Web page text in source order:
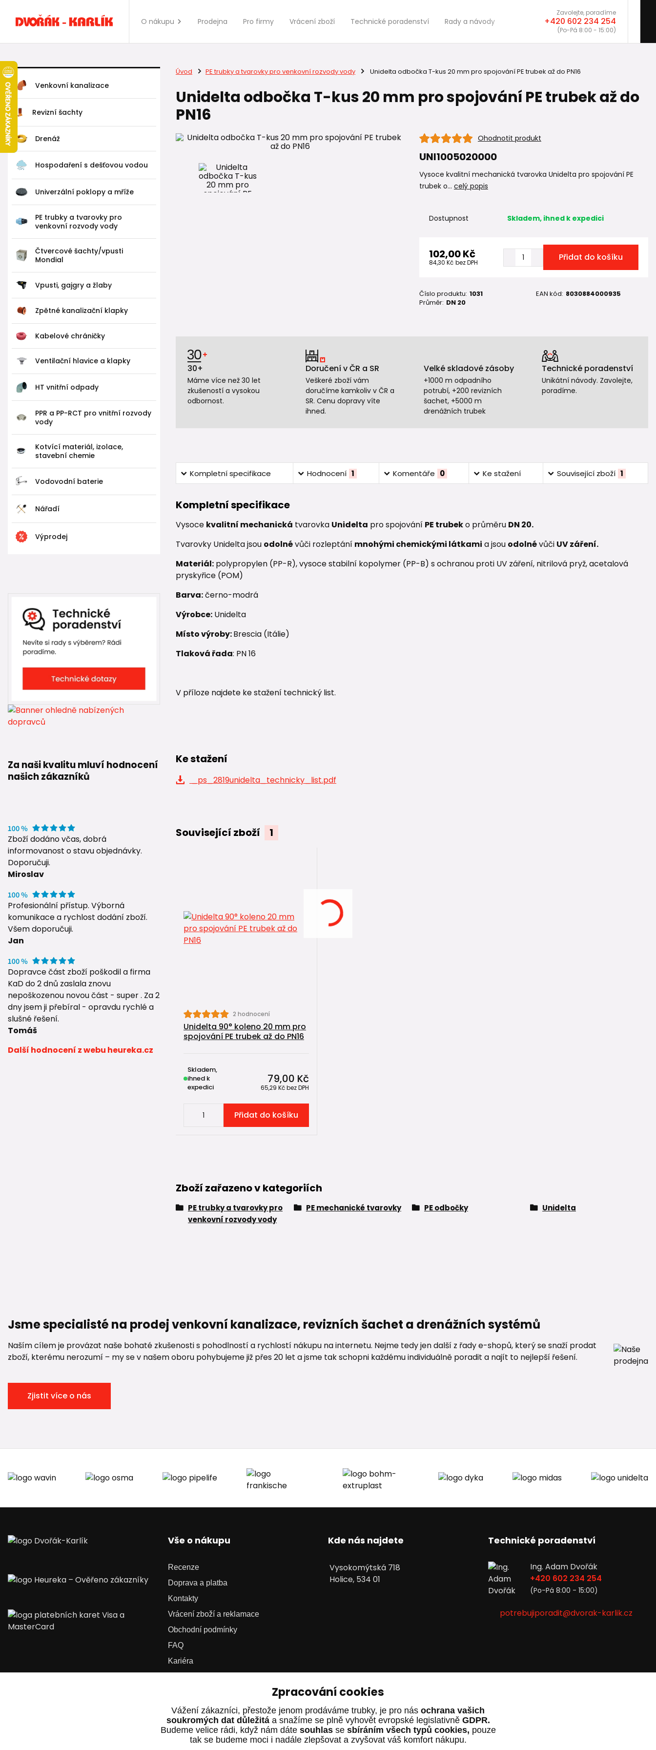
O nákupu Prodejna Pro firmy Vrácení zboží Technické poradenství Rady a návody
Zavolejte, poradíme
+420 602 234 254
(Po-Pá 8:00 - 15:00)
Venkovní kanalizace
Revizní šachty
Drenáž
Hospodaření s dešťovou vodou
Univerzální poklopy a mříže
PE trubky a tvarovky pro
venkovní rozvody vody
Čtvercové šachty/vpusti
Mondial
Vpusti, gajgry a žlaby
Zpětné kanalizační klapky
Kabelové chráničky
Ventilační hlavice a klapky
HT vnitřní odpady
PPR a PP-RCT pro vnitřní rozvody
vody
Kotvící materiál, izolace,
stavební chemie
Vodovodní baterie
Nářadí
Výprodej
Za naši kvalitu mluví hodnocení
našich zákazníků
Zboží dodáno včas, dobrá
informovanost o stavu objednávky.
Doporučuji.
Miroslav
Profesionální přístup. Výborná
komunikace a rychlost dodání zboží.
Všem doporučuji.
Jan
Dopravce část zboží poškodil a firma
KaD do 2 dnů zaslala znovu
nepoškozenou novou část - super . Za 2
dny jsem ji přebíral - opravdu rychlé a
slušné řešení.
Tomáš
Další hodnocení z webu heureka.cz
Úvod PE trubky a tvarovky pro venkovní rozvody vody Unidelta odbočka T-kus 20 mm pro spojování PE trubek až do PN16
Unidelta odbočka T-kus 20 mm pro spojování PE trubek až do
PN16
Ohodnotit produkt
UNI1005020000
Vysoce kvalitní mechanická tvarovka Unidelta pro spojování PE
trubek o... celý popis
Dostupnost Skladem, ihned k expedici
102,00 Kč
84,30 Kč bez DPH Přidat do košíku
Číslo produktu: 1031 EAN kód: 8030884000935
Průměr: DN 20
30+
Máme více než 30 let
zkušeností a vysokou
odbornost.
Doručení v ČR a SR
Veškeré zboží vám
doručíme kamkoliv v ČR a
SR. Cenu dopravy víte
ihned.
Velké skladové zásoby
+1000 m odpadního
potrubí, +200 revizních
šachet, +5000 m
drenážních trubek
Technické poradenství
Unikátní návody. Zavolejte,
poradíme.
Kompletní specifikace Hodnocení 1 Komentáře 0 Ke stažení Související zboží 1
Kompletní specifikace
Vysoce kvalitní mechanická tvarovka Unidelta pro spojování PE trubeko průměru DN 20.
Tvarovky Unidelta jsou odolnévůči rozleptání mnohými chemickými látkami a jsou odolnévůči UV záření.
Materiál:polypropylen (PP-R), vysoce stabilní kopolymer (PP-B) s ochranou proti UV záření, nitrilová pryž, acetalová
pryskyřice (POM)
Barva:černo-modrá
Výrobce:Unidelta
Místo výroby:Brescia (Itálie)
Tlaková řada: PN 16
V příloze najdete ke stažení technický list.
Ke stažení
_ps_2819unidelta_technicky_list.pdf
Související zboží 1
2 hodnocení
Unidelta 90° koleno 20 mm pro
spojování PE trubek až do PN16
79,00 Kč
65,29 Kčbez DPH
Skladem,
ihned k
expedici
Přidat do košíku
Zboží zařazeno v kategoriích
PE trubky a tvarovky pro
venkovní rozvody vody
PE mechanické tvarovky PE odbočky Unidelta
Jsme specialisté na prodej venkovní kanalizace, revizních šachet a drenážních systémů
Naším cílem je provázat naše bohaté zkušenosti s pohodlností a rychlostí nákupu na internetu. Nejme tedy jen další z řady e-shopů, který se snaží prodat
zboží, kterému nerozumí – my se v našem oboru pohybujeme již přes 20 let a jsme tak schopni každému individuálně poradit a najít to nejlepší řešení.
Zjistit více o nás
Vše o nákupu
Recenze
Doprava a platba
Kontakty
Vrácení zboží a reklamace
Obchodní podmínky
FAQ
Kariéra
Kde nás najdete
Vysokomýtská 718
Holice, 534 01
Technické poradenství
Ing. Adam Dvořák
+420 602 234 254
(Po-Pá 8:00 - 15:00)
potrebujiporadit@dvorak-karlik.cz
Zpracování cookies
Vážení zákazníci, přestože jenom prodáváme trubky, je pro nás ochrana vašich
soukromých dat důležitáa snažíme se plně vyhovět evropské legislativně GDPR.
Budeme velice rádi, když nám dáte souhlasse sbíráním všech typů cookies, pouze
tak se budeme moci i nadále zlepšovat a zvyšovat váš komfort nákupu.